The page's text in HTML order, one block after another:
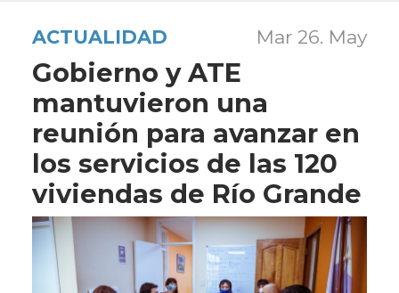
ACTUALIDAD Mar 26. May
Gobierno y ATE
mantuvieron una
reunión para avanzar en
los servicios de las 120
viviendas de Río Grande